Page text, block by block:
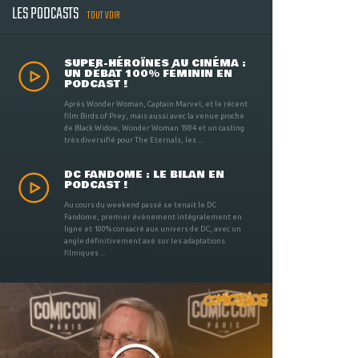
LES PODCASTS TOUT VOIR
SUPER-HÉROÏNES AU CINÉMA :
UN DÉBAT 100% FÉMININ EN
PODCAST !
Après Wonder Woman, Captain Marvel, et le récent
film Birds of Prey, mais aussi avec la venue proche
de Black Widow, Wonder Woman 1984 et un casting
très diversifié pour The Eternals, les ...
DC FANDOME : LE BILAN EN
PODCAST !
Au cours du weekend passé se tenait le DC
Fandome, premier évènement intégralement en
ligne et 100% consacré aux univers de DC, avec un
angle définitivement axé sur les adaptations
filmiques ...